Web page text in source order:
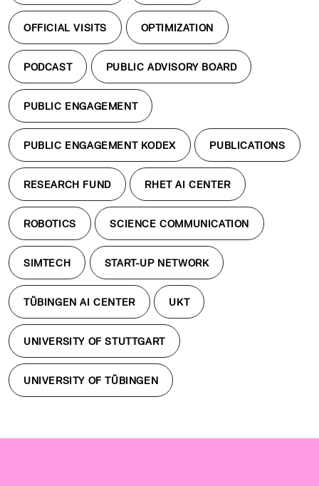
OFFICIAL VISITS OPTIMIZATION
PODCAST PUBLIC ADVISORY BOARD
PUBLIC ENGAGEMENT
PUBLIC ENGAGEMENT KODEX PUBLICATIONS
RESEARCH FUND RHET AI CENTER
ROBOTICS SCIENCE COMMUNICATION
SIMTECH START-UP NETWORK
TÜBINGEN AI CENTER UKT
UNIVERSITY OF STUTTGART
UNIVERSITY OF TÜBINGEN